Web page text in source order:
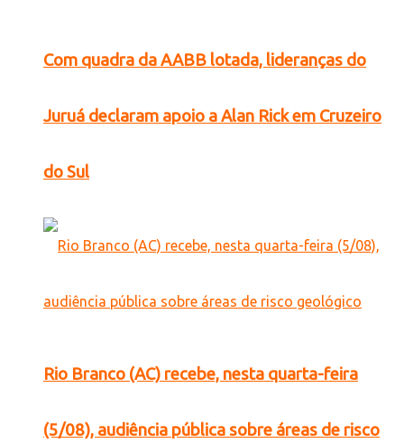
Com quadra da AABB lotada, lideranças do
Juruá declaram apoio a Alan Rick em Cruzeiro
do Sul
Rio Branco (AC) recebe, nesta quarta-feira
(5/08), audiência pública sobre áreas de risco